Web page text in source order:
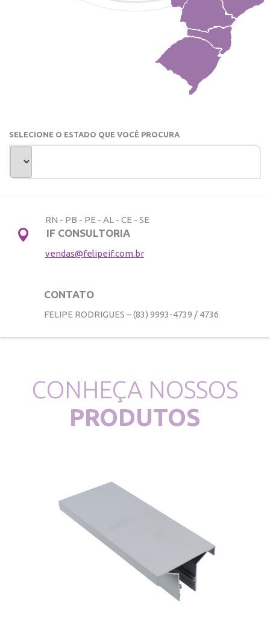
SELECIONE O ESTADO QUE VOCÊ PROCURA
RN - PB - PE - AL - CE - SE
IF CONSULTORIA
vendas@felipeif.com.br
CONTATO
FELIPE RODRIGUES – (83) 9993-4739 / 4736
CONHEÇA NOSSOS
PRODUTOS